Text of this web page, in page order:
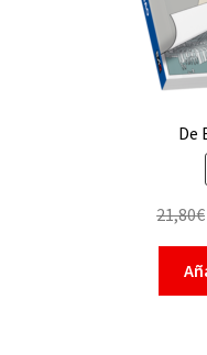
De
21,80€